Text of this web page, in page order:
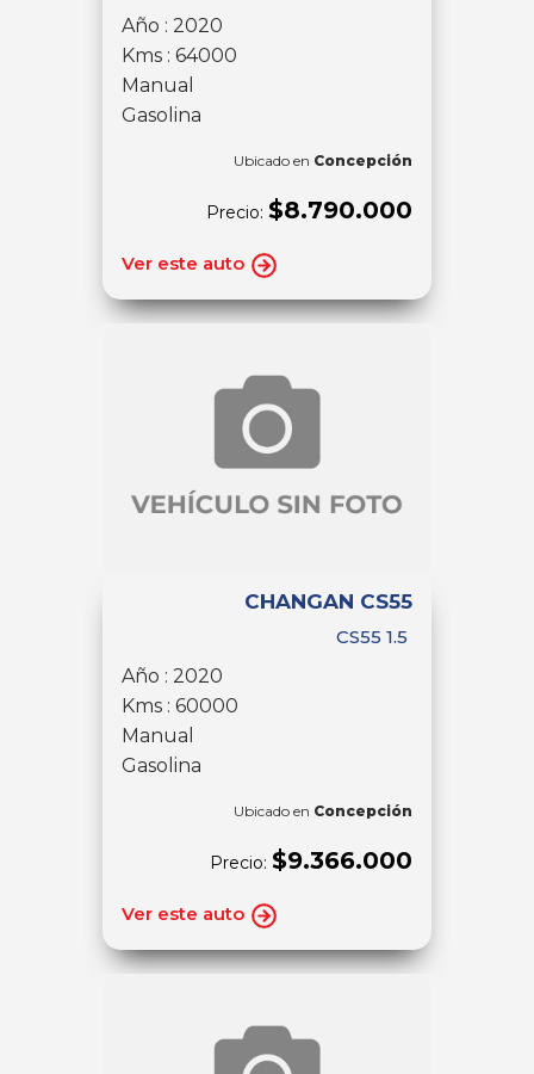
Año : 2020
Kms : 64000
Manual
Gasolina
Ubicado en Concepción
Precio: $8.790.000
Ver este auto
CHANGAN CS55
CS55 1.5
Año : 2020
Kms : 60000
Manual
Gasolina
Ubicado en Concepción
Precio: $9.366.000
Ver este auto